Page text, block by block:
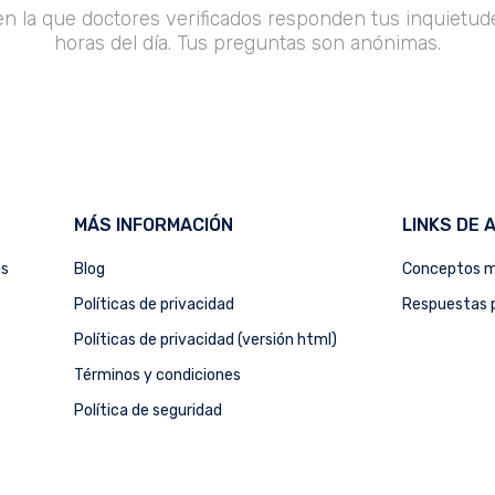
la que doctores verificados responden tus
horas del día. Tus preguntas son anónimas.
MÁS INFORMACIÓN
Blog
Políticas de privacidad
Políticas de privacidad (versión html)
Términos y condiciones
Política de seguridad
LINKS DE
Conceptos
Respuestas